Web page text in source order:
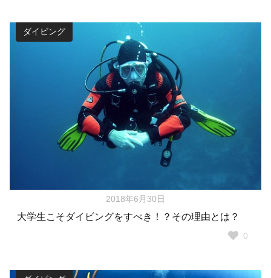
ダイビング
2018年6月30日
大学生こそダイビングをすべき！？その理由とは？
0